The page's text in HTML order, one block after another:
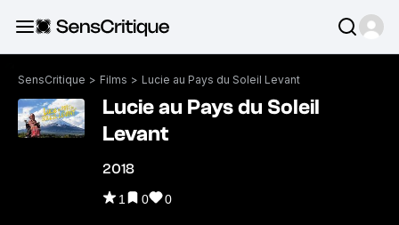
SensCritique > Films > Lucie au Pays du Soleil Levant
Lucie au Pays du Soleil
Levant
2018
1 0 0